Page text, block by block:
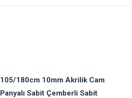
105/180cm 10mm Akrilik Cam
Panyalı Sabit Çemberli Sabit